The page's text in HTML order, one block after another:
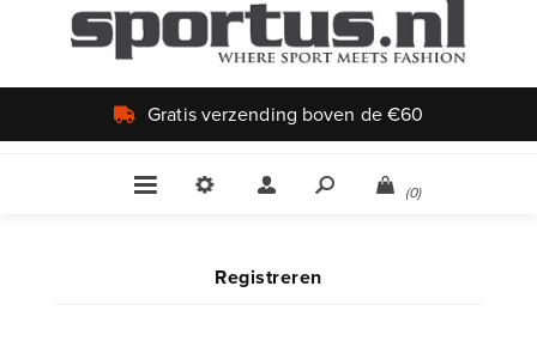
Gratis verzending boven de €60
(0)
Registreren